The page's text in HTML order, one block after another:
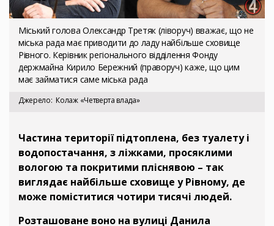
Міський голова Олександр Третяк (ліворуч) вважає, що не
міська рада має приводити до ладу найбільше сховище
Рівного. Керівник регіонального відділення Фонду
держмайна Кирило Бережний (праворуч) каже, що цим
має займатися саме міська рада
Джерело Колаж «Четверта влада»
Частина території підтоплена, без туалету і
водопостачання, з ліжками, просяклими
вологою та покритими пліснявою – так
виглядає найбільше сховище у Рівному, де
може поміститися чотири тисячі людей.
Розташоване воно на вулиці Данила